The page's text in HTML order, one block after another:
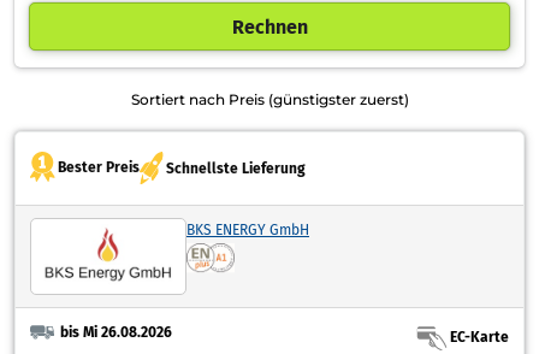
Rechnen
Sortiert nach Preis (günstigster zuerst)
Bester Preis Schnellste Lieferung
BKS ENERGY GmbH
bis Mi 26.08.2026
EC-Karte